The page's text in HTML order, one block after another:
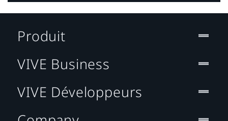
Produit
VIVE Business
VIVE Développeurs